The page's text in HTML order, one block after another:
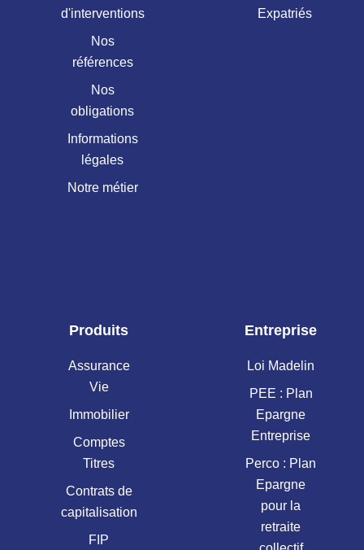
d'interventions
Nos
références
Nos
obligations
Informations
légales
Notre métier
Expatriés
Produits
Assurance
Vie
Immobilier
Comptes
Titres
Contrats de
capitalisation
FIP
Entreprise
Loi Madelin
PEE : Plan
Epargne
Entreprise
Perco : Plan
Epargne
pour la
retraite